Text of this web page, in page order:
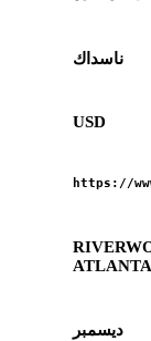
ناسداك
USD
https://
3350
ديسمبر